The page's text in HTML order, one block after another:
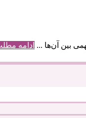
بین آن‌ها ... ادامه